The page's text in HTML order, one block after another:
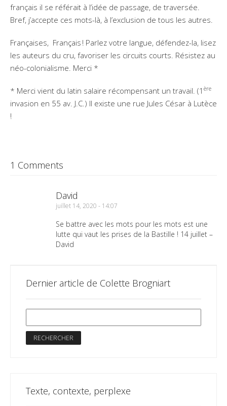
français il se référait à l’idée de passage, de traversée.
Bref, j’accepte ces mots-là, à l’exclusion de tous les autres.
Françaises, Français ! Parlez votre langue, défendez-la, lisez
les auteurs du cru, favoriser les circuits courts. Résistez au
néo-colonialisme. Merci *
* Merci vient du latin salaire récompensant un travail. (1 ère
invasion en 55 av. J.C.) Il existe une rue Jules César à Lutèce
!
1 Comments
David
juillet 14, 2020 - 14:07
Se battre avec les mots pour les mots est une
lutte qui vaut les prises de la Bastille ! 14 juillet –
David
Dernier article de Colette Brogniart
Texte, contexte, perplexe